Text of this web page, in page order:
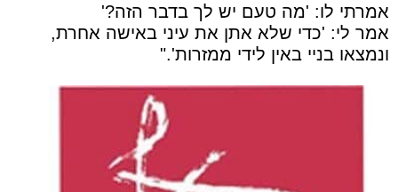
אמרתי לו: 'מה טעם יש לך בדבר הזה?'
אמר לי: 'כדי שלא אתן את עיני באישה אחרת,
ונמצאו בניי באין לידי ממזרות'."